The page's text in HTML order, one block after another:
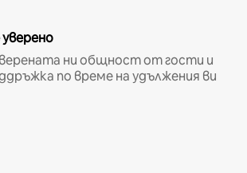
ни общност от гости и
по време на удължения ви